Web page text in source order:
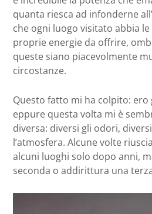
quanta riesca ad infonderne
che ogni luogo visitato abbia
proprie energie da offrire,
queste siano piacevolmente
circostanze.
Questo fatto mi ha colpito: ero
eppure questa volta mi è
diversa: diversi gli odori,
l’atmosfera. Alcune volte
alcuni luoghi solo dopo anni,
seconda o addirittura una